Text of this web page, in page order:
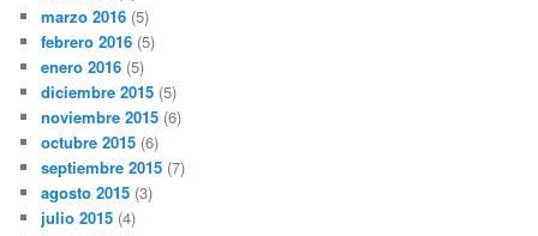
marzo 2016 (5)
febrero 2016 (5)
enero 2016 (5)
diciembre 2015 (5)
noviembre 2015 (6)
octubre 2015 (6)
septiembre 2015 (7)
agosto 2015 (3)
julio 2015 (4)